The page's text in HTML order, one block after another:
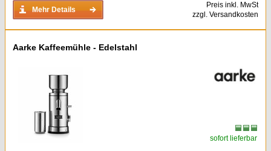
Mehr Details
Preis inkl. MwSt
zzgl. Versandkosten
Aarke Kaffeemühle - Edelstahl
sofort lieferbar